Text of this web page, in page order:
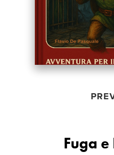
Fuga